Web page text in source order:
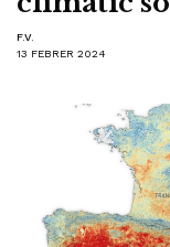
F.V.
13 FEBRER 2024